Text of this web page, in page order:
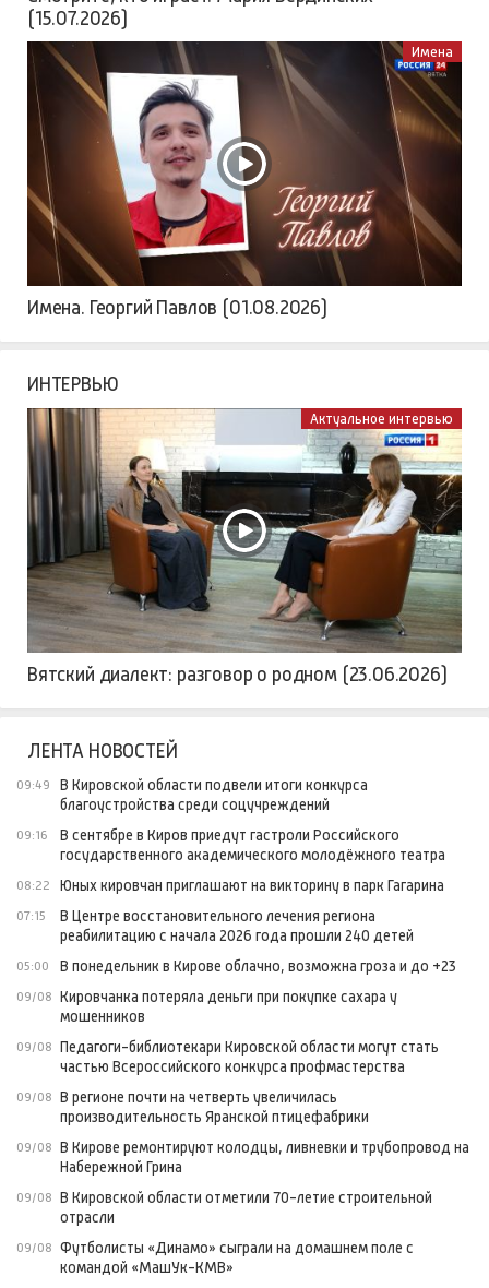
(15.07.2026)
Имена
Имена. Георгий Павлов (01.08.2026)
ИНТЕРВЬЮ
Актуальное интервью
Вятский диалект: разговор о родном (23.06.2026)
ЛЕНТА НОВОСТЕЙ
09:49
В Кировской области подвели итоги конкурса
благоустройства среди соцучреждений
09:16
В сентябре в Киров приедут гастроли Российского
государственного академического молодёжного театра
08:22 Юных кировчан приглашают на викторину в парк Гагарина
07:15
В Центре восстановительного лечения региона
реабилитацию с начала 2026 года прошли 240 детей
05:00 В понедельник в Кирове облачно, возможна гроза и до +23
09/08 Кировчанка потеряла деньги при покупке сахара у
мошенников
09/08 Педагоги-библиотекари Кировской области могут стать
частью Всероссийского конкурса профмастерства
09/08 В регионе почти на четверть увеличилась
производительность Яранской птицефабрики
09/08 В Кирове ремонтируют колодцы, ливневки и трубопровод на
Набережной Грина
09/08 В Кировской области отметили 70-летие строительной
отрасли
09/08 Футболисты «Динамо» сыграли на домашнем поле с
командой «МашУк-КМВ»